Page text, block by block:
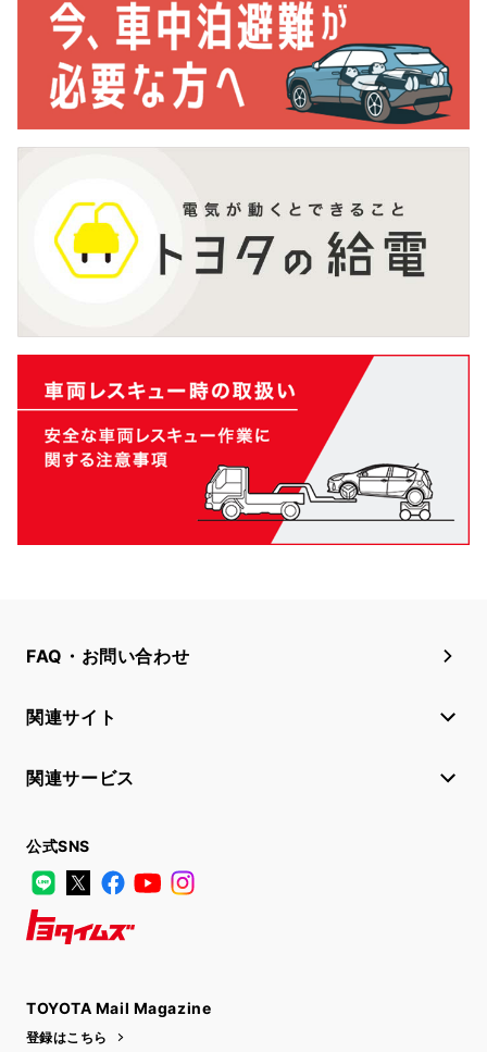
FAQ・お問い合わせ
関連サイト
関連サービス
公式SNS
LINE
X FacebookYouTube
TOYOTA Mail Magazine
登録はこちら